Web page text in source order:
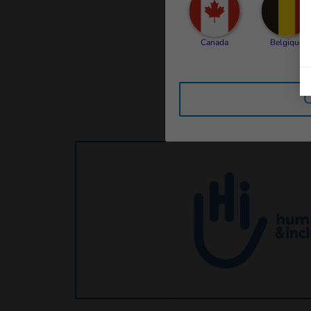
Canada Belgique